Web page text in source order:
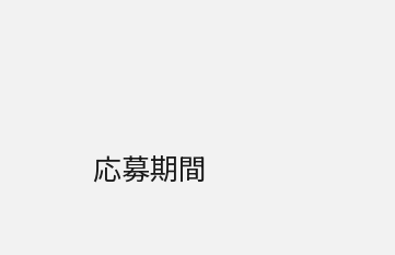
応募期間